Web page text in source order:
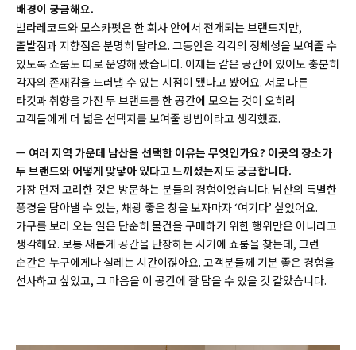
배경이 궁금해요.
빌라레코드와 모스카펫은 한 회사 안에서 전개되는 브랜드지만,
출발점과 지향점은 분명히 달라요. 그동안은 각각의 정체성을 보여줄 수
있도록 쇼룸도 따로 운영해 왔습니다. 이제는 같은 공간에 있어도 충분히
각자의 존재감을 드러낼 수 있는 시점이 됐다고 봤어요. 서로 다른
타깃과 취향을 가진 두 브랜드를 한 공간에 모으는 것이 오히려
고객들에게 더 넓은 선택지를 보여줄 방법이라고 생각했죠.
ㅡ 여러 지역 가운데 남산을 선택한 이유는 무엇인가요? 이곳의 장소가
두 브랜드와 어떻게 맞닿아 있다고 느끼셨는지도 궁금합니다.
가장 먼저 고려한 것은 방문하는 분들의 경험이었습니다. 남산의 특별한
풍경을 담아낼 수 있는, 채광 좋은 창을 보자마자 ‘여기다’ 싶었어요.
가구를 보러 오는 일은 단순히 물건을 구매하기 위한 행위만은 아니라고
생각해요. 보통 새롭게 공간을 단장하는 시기에 쇼룸을 찾는데, 그런
순간은 누구에게나 설레는 시간이잖아요. 고객분들께 기분 좋은 경험을
선사하고 싶었고, 그 마음을 이 공간에 잘 담을 수 있을 것 같았습니다.